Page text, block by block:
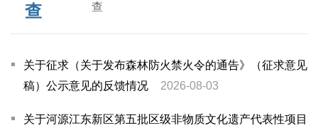
查
查
关于征求（关于发布森林防火禁火令的通告》（征求意见
稿）公示意见的反馈情况
2026-08-03
关于河源江东新区第五批区级非物质文化遗产代表性项目